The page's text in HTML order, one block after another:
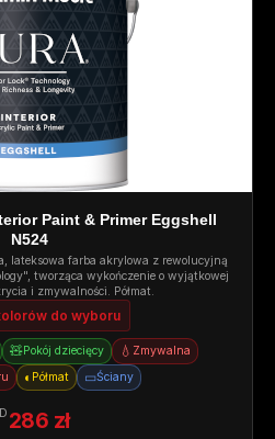
Paint & Primer Eggshell
N524
lateksowa farba akrylowa z rewolucyjną
tworząca wykończenie o wyjątkowej
i zmywalności. Półmat.
do wyboru
🧸Pokój dziecięcy 💧 Zmywalna
◐ Półmat ▭Ściany
286 zł